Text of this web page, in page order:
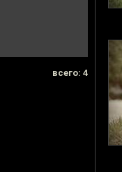
всего: 4